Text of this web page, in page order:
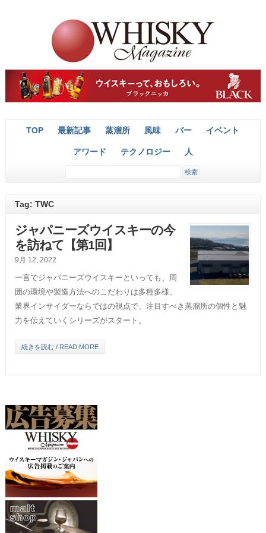
TOP 最新記事 蒸溜所 風味 バー イベント
アワード テクノロジー 人
Tag: TWC
ジャパニーズウイスキーの今
を訪ねて【第1回】
9月 12, 2022
一言でジャパニーズウイスキーといっても、周
囲の環境や製造方法へのこだわりは多種多様。
業界インサイダーならではの視点で、注目すべき蒸溜所の個性と魅
力を伝えていくシリーズがスタート。
続きを読む / READ MORE